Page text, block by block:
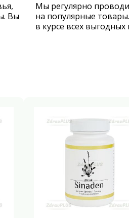
Вы
Мы регулярно
на популярные
в курсе всех